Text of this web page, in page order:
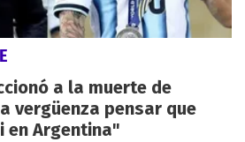
a la muerte de
vergüenza pensar que
en Argentina"